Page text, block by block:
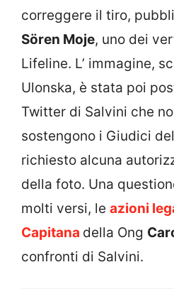
correggere il tiro,
Sören Moje, uno dei
Lifeline. L’ immagine,
Ulonska, è stata poi
Twitter di Salvini che
sostengono i Giudici
richiesto alcuna
della foto. Una
molti versi, le azioni
Capitana della Ong
confronti di Salvini.